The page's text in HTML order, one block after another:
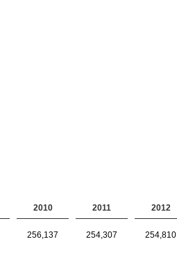
2010 2011 2012
256,137 254,307 254,810